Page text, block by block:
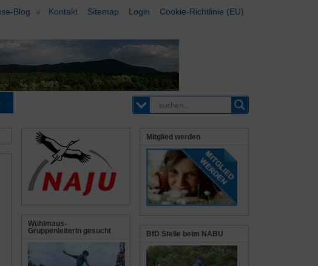
Blog Kontakt Sitemap Login Cookie-Richtlinie (EU)
Mitglied werden
BfD Stelle beim NABU
Wühlmaus-
GruppenleiterIn gesucht